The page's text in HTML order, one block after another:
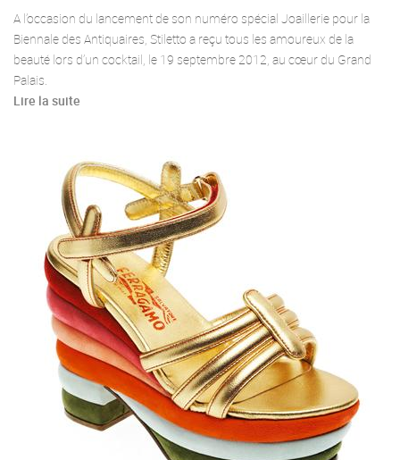
A l’occasion du lancement de son numéro spécial Joaillerie pour la
Biennale des Antiquaires, Stiletto a reçu tous les amoureux de la
beauté lors d’un cocktail, le 19 septembre 2012, au cœur du Grand
Palais.
Lire la suite